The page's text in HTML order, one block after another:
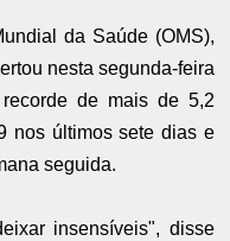
da Saúde (OMS),
nesta segunda-feira
de mais de 5,2
nos últimos sete dias e
seguida.
insensíveis", disse